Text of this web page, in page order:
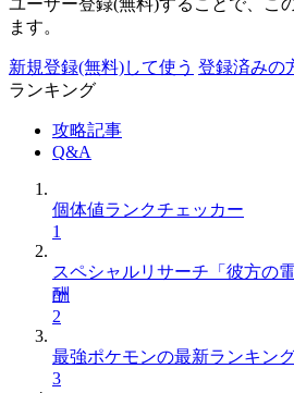
ます。
新規登録(無料)して使う 登録済みの
ランキング
攻略記事
Q&A
個体値ランクチェッカー
1
スペシャルリサーチ「彼方の
酬
2
最強ポケモンの最新ランキン
3